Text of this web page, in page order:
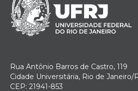
Rua Antônio Barros de Castro, 119
Cidade Universitária, Rio de Janeiro/
CEP: 21941-853